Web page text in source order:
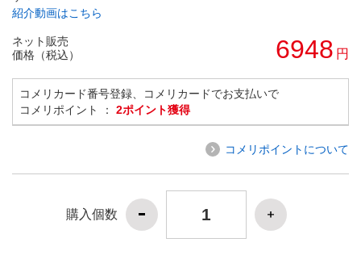
紹介動画はこちら
ネット販売
価格（税込）
6948 円
コメリカード番号登録、コメリカードでお支払いで
コメリポイント ： 2ポイント獲得
コメリポイントについて
購入個数